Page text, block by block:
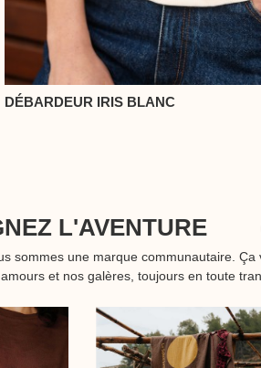
DÉBARDEUR IRIS BLANC
L'AVENTURE
sommes une marque communautaire. Ça
et nos galères, toujours en toute